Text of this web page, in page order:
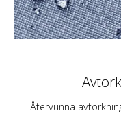
Återvunna